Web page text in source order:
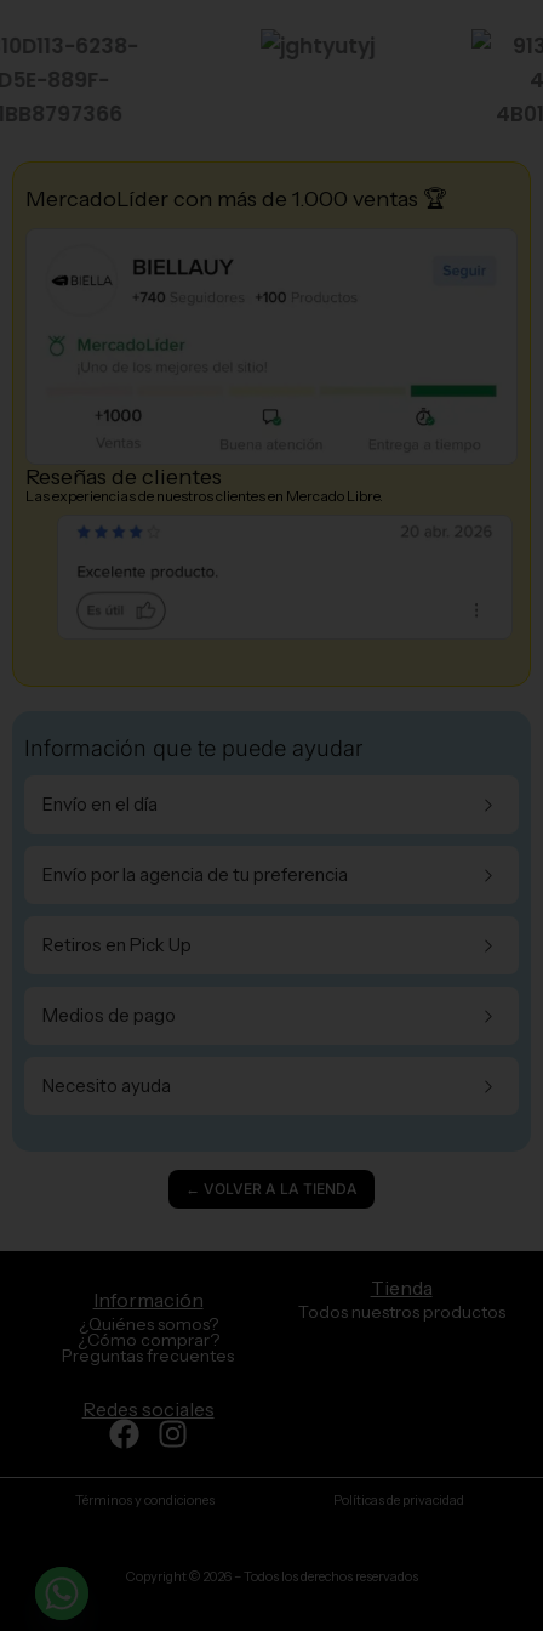
MercadoLíder con más de 1.000 ventas 🏆
Reseñas de clientes
Las experiencias de nuestros clientes en Mercado Libre.
Información que te puede ayudar
Envío en el día
Envío por la agencia de tu preferencia
Retiros en Pick Up
Medios de pago
Necesito ayuda
← VOLVER A LA TIENDA
Información
¿Quiénes somos?
¿Cómo comprar?
Preguntas frecuentes
Redes sociales
Facebook
Instagram
Tienda
Todos nuestros productos
Términos y condiciones Políticas de privacidad
Copyright © 2026 – Todos los derechos reservados